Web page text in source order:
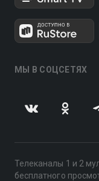
МЫ В СОЦСЕТЯХ
Телеканалы 1 и 2
бесплатного